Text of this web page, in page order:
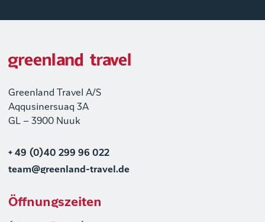
Greenland Travel A/S
Aqqusinersuaq 3A
GL – 3900 Nuuk
+ 49 (0)40 299 96 022
team@greenland-travel.de
Öffnungszeiten